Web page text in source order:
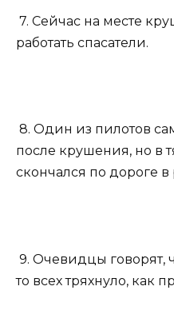
7. Сейчас на месте
работать спасатели.
8. Один из пилотов
после крушения, но в
скончался по дороге
9. Очевидцы говорят,
то всех тряхнуло, как